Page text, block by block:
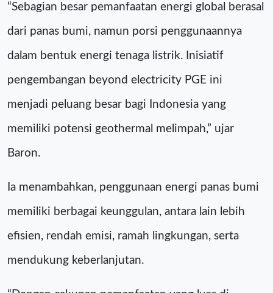
“Sebagian besar pemanfaatan energi global berasal
dari panas bumi, namun porsi penggunaannya
dalam bentuk energi tenaga listrik. Inisiatif
pengembangan beyond electricity PGE ini
menjadi peluang besar bagi Indonesia yang
memiliki potensi geothermal melimpah,” ujar
Baron.
Ia menambahkan, penggunaan energi panas bumi
memiliki berbagai keunggulan, antara lain lebih
efisien, rendah emisi, ramah lingkungan, serta
mendukung keberlanjutan.